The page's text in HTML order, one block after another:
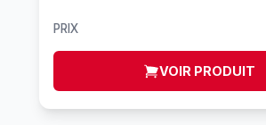
PRIX
VOIR PRODUIT